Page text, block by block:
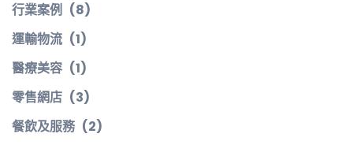
行業案例 (8)
運輸物流 (1)
醫療美容 (1)
零售網店 (3)
餐飲及服務 (2)